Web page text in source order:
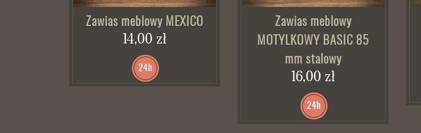
Zawias meblowy MEXICO
14,00 zł
24h
Zawias meblowy
MOTYLKOWY BASIC 85
mm stalowy
16,00 zł
24h